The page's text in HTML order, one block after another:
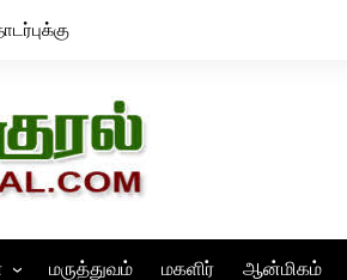
மருத்துவம் மகளிர் ஆன்மிகம்